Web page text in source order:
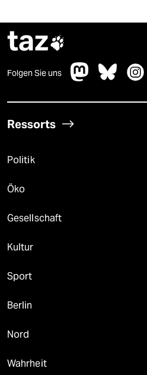
taz
Folgen Sie uns
Ressorts
Politik
Öko
Gesellschaft
Kultur
Sport
Berlin
Nord
Wahrheit